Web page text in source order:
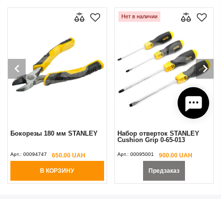
Бокорезы 180 мм STANLEY
Арт.: 00094747 650.00 UAH
В КОРЗИНУ
Нет в наличии
Набор отверток STANLEY
Cushion Grip 0-65-013
Арт.: 00095001 900.00 UAH
Предзаказ